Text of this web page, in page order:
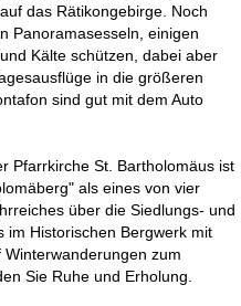
das Rätikongebirge. Noch
Panoramasesseln, einigen
Kälte schützen, dabei aber
in die größeren
sind gut mit dem Auto
Pfarrkirche St. Bartholomäus ist
als eines von vier
über die Siedlungs- und
im Historischen Bergwerk mit
zum
Sie Ruhe und Erholung.